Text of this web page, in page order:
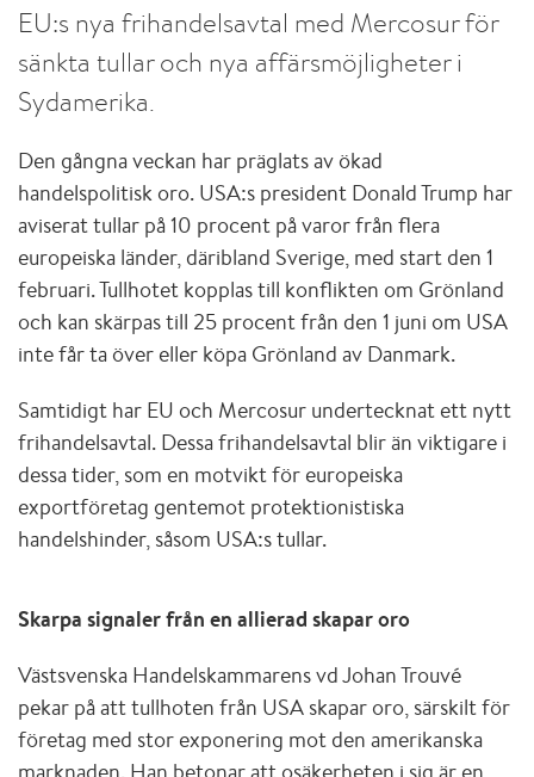
EU:s nya frihandelsavtal med Mercosur för
sänkta tullar och nya affärsmöjligheter i
Sydamerika.
Den gångna veckan har präglats av ökad
handelspolitisk oro. USA:s president Donald Trump har
aviserat tullar på 10 procent på varor från flera
europeiska länder, däribland Sverige, med start den 1
februari. Tullhotet kopplas till konflikten om Grönland
och kan skärpas till 25 procent från den 1 juni om USA
inte får ta över eller köpa Grönland av Danmark.
Samtidigt har EU och Mercosur undertecknat ett nytt
frihandelsavtal. Dessa frihandelsavtal blir än viktigare i
dessa tider, som en motvikt för europeiska
exportföretag gentemot protektionistiska
handelshinder, såsom USA:s tullar.
Skarpa signaler från en allierad skapar oro
Västsvenska Handelskammarens vd Johan Trouvé
pekar på att tullhoten från USA skapar oro, särskilt för
företag med stor exponering mot den amerikanska
marknaden. Han betonar att osäkerheten i sig är en